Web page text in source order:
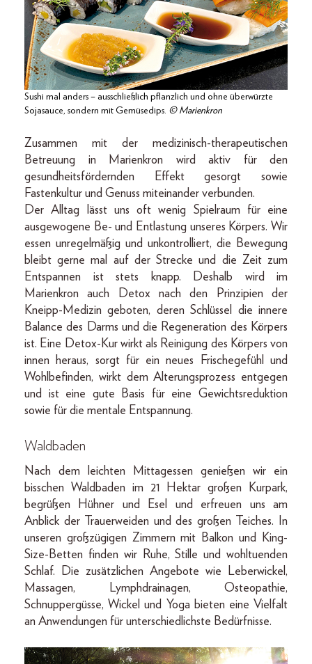
Sushi mal anders – ausschließlich pflanzlich und ohne überwürzte
Sojasauce, sondern mit Gemüsedips. © Marienkron
Zusammen mit der medizinisch-therapeutischen
Betreuung in Marienkron wird aktiv für den
gesundheitsfördernden Effekt gesorgt sowie
Fastenkultur und Genuss miteinander verbunden.
Der Alltag lässt uns oft wenig Spielraum für eine
ausgewogene Be- und Entlastung unseres Körpers. Wir
essen unregelmäßig und unkontrolliert, die Bewegung
bleibt gerne mal auf der Strecke und die Zeit zum
Entspannen ist stets knapp. Deshalb wird im
Marienkron auch Detox nach den Prinzipien der
Kneipp-Medizin geboten, deren Schlüssel die innere
Balance des Darms und die Regeneration des Körpers
ist. Eine Detox-Kur wirkt als Reinigung des Körpers von
innen heraus, sorgt für ein neues Frischegefühl und
Wohlbefinden, wirkt dem Alterungsprozess entgegen
und ist eine gute Basis für eine Gewichtsreduktion
sowie für die mentale Entspannung.
Waldbaden
Nach dem leichten Mittagessen genießen wir ein
bisschen Waldbaden im 21 Hektar großen Kurpark,
begrüßen Hühner und Esel und erfreuen uns am
Anblick der Trauerweiden und des großen Teiches. In
unseren großzügigen Zimmern mit Balkon und King-
Size-Betten finden wir Ruhe, Stille und wohltuenden
Schlaf. Die zusätzlichen Angebote wie Leberwickel,
Massagen, Lymphdrainagen, Osteopathie,
Schnuppergüsse, Wickel und Yoga bieten eine Vielfalt
an Anwendungen für unterschiedlichste Bedürfnisse.